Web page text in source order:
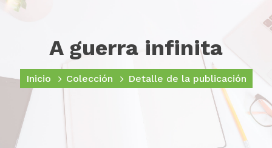
A guerra infinita
Inicio Colección Detalle de la publicación